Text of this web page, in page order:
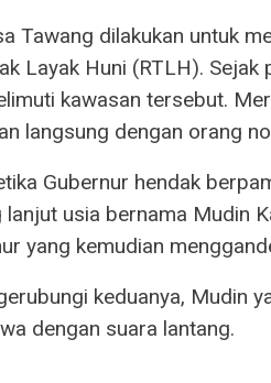
Tawang dilakukan untuk
Layak Huni (RTLH). Sejak
kawasan tersebut.
langsung dengan orang
Gubernur hendak
usia bernama Mudin
yang kemudian
keduanya, Mudin
dengan suara lantang.